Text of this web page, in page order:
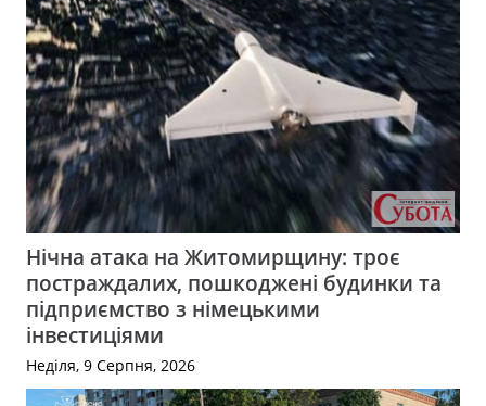
Нічна атака на Житомирщину: троє
постраждалих, пошкоджені будинки та
підприємство з німецькими
інвестиціями
Неділя, 9 Серпня, 2026